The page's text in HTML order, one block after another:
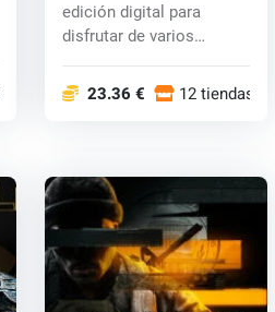
edición digital para
disfrutar de varios
23.36 € 12 tiendas